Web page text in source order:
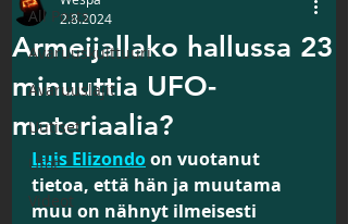
All Posts
Avaruuskulttuuri
Avaruuslajit
Uutiset
Ufot
Videot
Armeijallako hallussa 23
minuuttia UFO-
materiaalia?
2.8.2024
Luis Elizondo on vuotanut
tietoa, että hän ja muutama
muu on nähnyt ilmeisesti